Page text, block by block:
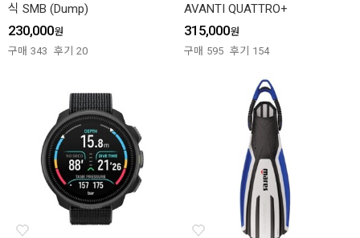
식 SMB (Dump)
230,000원
구매 343 후기 20
AVANTI QUATTRO+
315,000원
구매 595 후기 154